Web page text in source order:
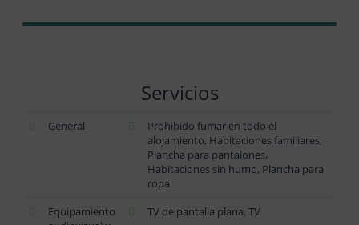
Servicios
General
Prohibido fumar en todo el
alojamiento, Habitaciones familiares,
Plancha para pantalones,
Habitaciones sin humo, Plancha para
ropa
Equipamiento
TV de pantalla plana, TV